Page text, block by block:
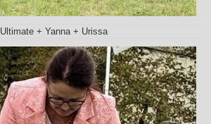
Ultimate + Yanna + Urissa